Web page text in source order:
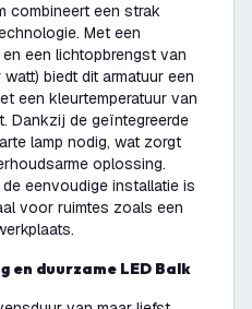
combineert een strak
Met een
een lichtopbrengst van
biedt dit armatuur een
een kleurtemperatuur van
Dankzij de geïntegreerde
lamp nodig, wat zorgt
oplossing.
eenvoudige installatie is
voor ruimtes zoals een
en duurzame LED Balk